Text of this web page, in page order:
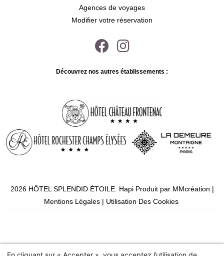
Agences de voyages
Modifier votre réservation
Découvrez nos autres établissements :
2026 HÔTEL SPLENDID ÉTOILE. HapiProduit par MMcréation |
Mentions Légales| Utilisation Des Cookies